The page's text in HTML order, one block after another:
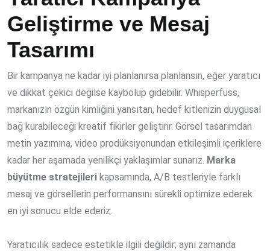
Geliştirme ve Mesaj
Tasarımı
Bir kampanya ne kadar iyi planlanırsa planlansın, eğer yaratıcı
ve dikkat çekici değilse kaybolup gidebilir. Whisperfuss,
markanızın özgün kimliğini yansıtan, hedef kitlenizin duygusal
bağ kurabileceği kreatif fikirler geliştirir. Görsel tasarımdan
metin yazımına, video prodüksiyonundan etkileşimli içeriklere
kadar her aşamada yenilikçi yaklaşımlar sunarız. Marka
büyütme stratejileri kapsamında, A/B testleriyle farklı
mesaj ve görsellerin performansını sürekli optimize ederek
en iyi sonucu elde ederiz.
Yaratıcılık sadece estetikle ilgili değildir; aynı zamanda